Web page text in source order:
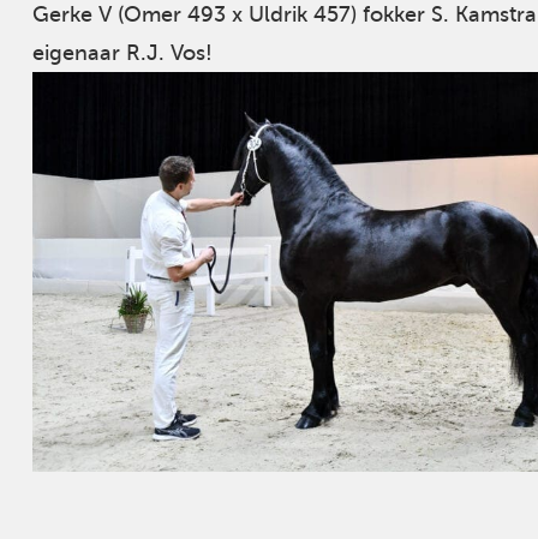
Gerke V (Omer 493 x Uldrik 457) fokker S.
eigenaar R.J. Vos!